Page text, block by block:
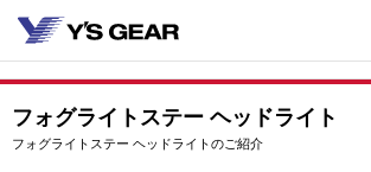
フォグライトステー ヘッドライト
フォグライトステー ヘッドライトのご紹介